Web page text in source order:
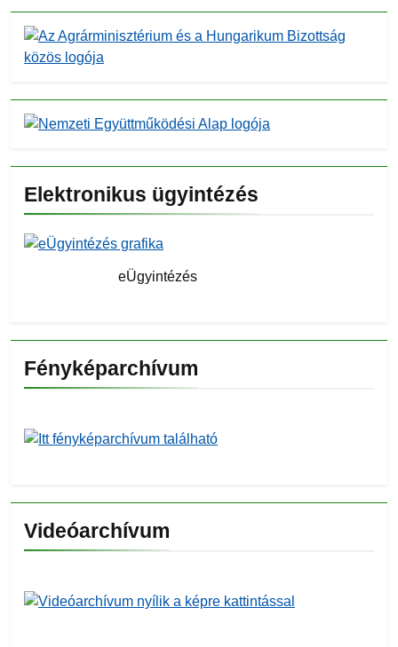
Elektronikus ügyintézés
eÜgyintézés
Fényképarchívum
Videóarchívum